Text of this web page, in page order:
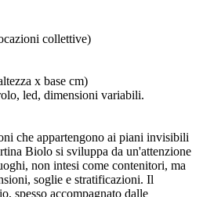
collettive)
x base cm)
led, dimensioni variabili.
che appartengono ai piani invisibili
Biolo si sviluppa da un'attenzione
non intesi come contenitori, ma
soglie e stratificazioni. Il
spesso accompagnato dalle